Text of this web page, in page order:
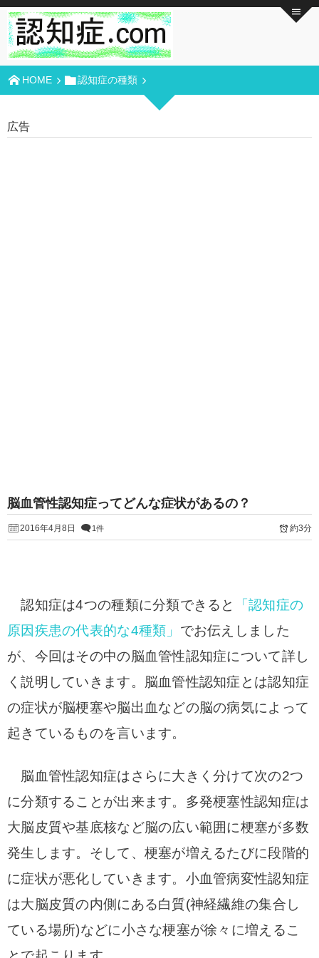
HOME 認知症の種類
広告
脳血管性認知症ってどんな症状があるの？
2016年4月8日 1件 約3分
認知症は4つの種類に分類できると 「認知症の
原因疾患の代表的な4種類 」 でお伝えしました
が、今回はその中の脳血管性認知症について詳し
く説明していきます。
脳血管性認知症とは認知症
の症状が脳梗塞や脳出血などの脳の病気によって
起きているものを言います。
脳血管性認知症はさらに大きく分けて次の2つ
に分類することが出来ます。 多発梗塞性認知症は
大脳皮質や基底核など脳の広い範囲に梗塞が多数
発生します。 そして、梗塞が増えるたびに段階的
に症状が悪化していきます。 小血管病変性認知症
は大脳皮質の内側にある白質(神経繊維の集合し
ている場所)などに小さな梗塞が徐々 に増えるこ